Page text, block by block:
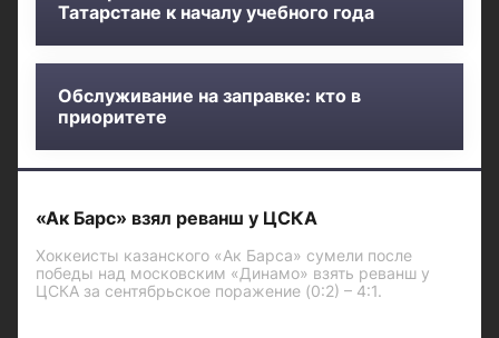
Татарстане к началу учебного года
Обслуживание на заправке: кто в
приоритете
«Ак Барс» взял реванш у ЦСКА
Хоккеисты казанского «Ак Барса» сумели после
победы над московским «Динамо» взять реванш у
ЦСКА за сентябрьское поражение (0:2) – 4:1.